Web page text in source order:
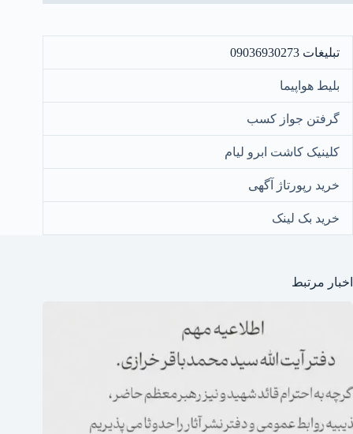
تبلیغات 09036930273
بلیط هواپیما
گرفتن جواز کسب
کلینیک کاشت ابرو لیام
خرید رپورتاژ آگهی
خرید بک لینک
اخبار مرتبط